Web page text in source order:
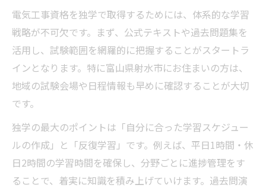
未経験者が電気工事資格を取るための第一
歩
電気工事未経験から合格を目指す独学のコ
ツ
電気工事士試験で役立つ実践的な勉強法を
電気工事の基礎知識を身につける方法と教
材選び
現場で活かせる電気工事士資格の学び直し
ポイント
電気工事資格を独学で取得するためには、体系的な学習
戦略が不可欠です。まず、公式テキストや過去問題集を
活用し、試験範囲を網羅的に把握することがスタートラ
インとなります。特に富山県射水市にお住まいの方は、
地域の試験会場や日程情報も早めに確認することが大切
です。
独学の最大のポイントは「自分に合った学習スケジュー
ルの作成」と「反復学習」です。例えば、平日1時間・休
日2時間の学習時間を確保し、分野ごとに進捗管理をす
ることで、着実に知識を積み上げていけます。過去問演